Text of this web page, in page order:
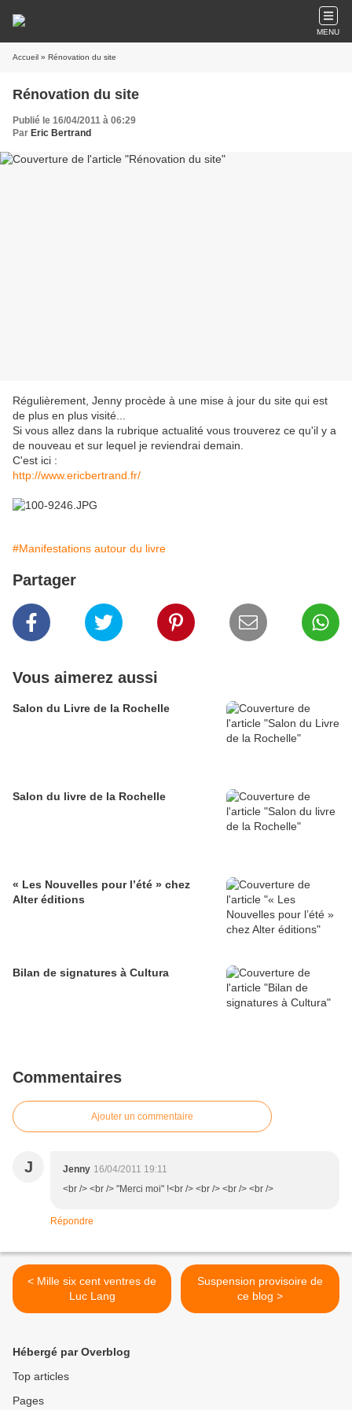
MENU
Accueil » Rénovation du site
Rénovation du site
Publié le 16/04/2011 à 06:29
Par Eric Bertrand
Régulièrement, Jenny procède à une mise à jour du site qui est
de plus en plus visité...
Si vous allez dans la rubrique actualité vous trouverez ce qu'il y a
de nouveau et sur lequel je reviendrai demain.
C'est ici :
http://www.ericbertrand.fr/
#Manifestations autour du livre
Partager
Vous aimerez aussi
Salon du Livre de la Rochelle
Salon du livre de la Rochelle
« Les Nouvelles pour l’été » chez
Alter éditions
Bilan de signatures à Cultura
Commentaires
Ajouter un commentaire
J Jenny 16/04/2011 19:11
<br /> <br /> "Merci moi" !<br /> <br /> <br /> <br />
Répondre
< Mille six cent ventres de
Luc Lang
Suspension provisoire de
ce blog >
Hébergé par Overblog
Top articles
Pages